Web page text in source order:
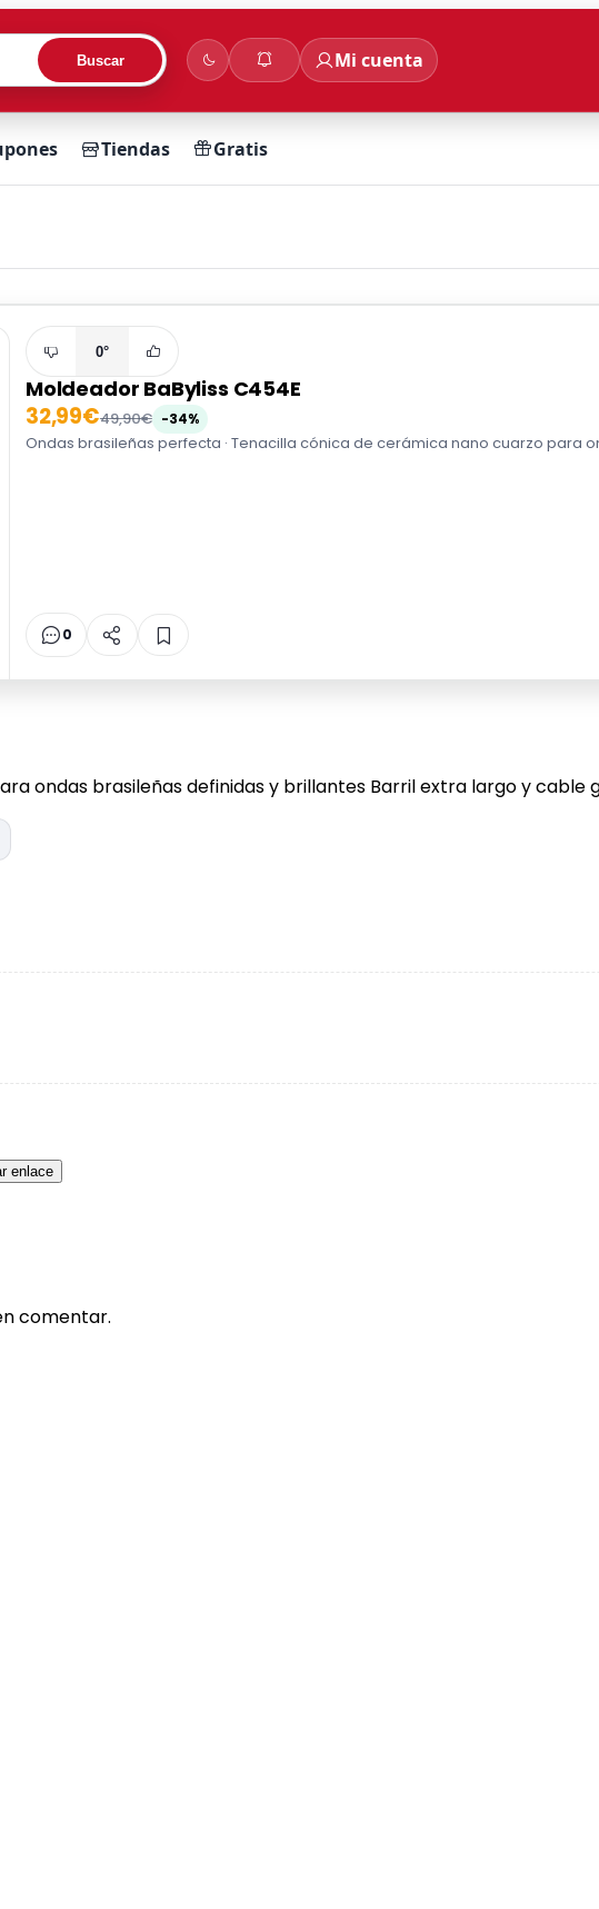
Buscar Mi cuenta
Tiendas Gratis
0°
Moldeador BaByliss C454E
32,99€49,90€ -34%
Ondas brasileñas perfecta · Tenacilla cónica de cerámica nano cuarzo para
0
ondas brasileñas definidas y brillantes Barril extra largo y
enlace
comentar.